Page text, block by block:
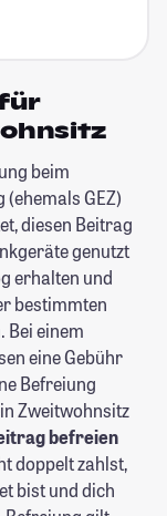
beim
GEZ)
diesen Beitrag
genutzt
erhalten und
bestimmten
Bei einem
eine Gebühr
Befreiung
Zweitwohnsitz
befreien
doppelt zahlst,
bist und dich